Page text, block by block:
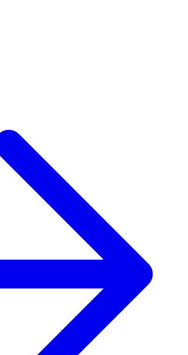
på strumpan skall den
Det återger
därmed ett bra tryck.
Strumpan kan
och torktumlas
elastan